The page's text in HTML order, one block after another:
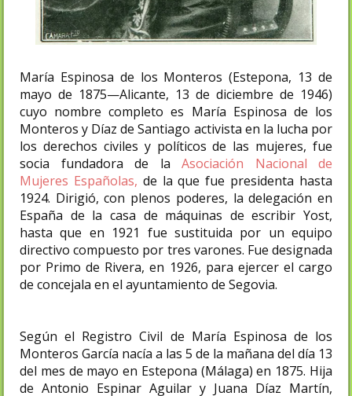
María Espinosa de los Monteros (Estepona, 13 de
mayo de 1875—Alicante, 13 de diciembre de 1946)
cuyo nombre completo es María Espinosa de los
Monteros y Díaz de Santiago activista en la lucha por
los derechos civiles y políticos de las mujeres, fue
socia fundadora de la Asociación Nacional de
Mujeres Españolas, de la que fue presidenta hasta
1924. Dirigió, con plenos poderes, la delegación en
España de la casa de máquinas de escribir Yost,
hasta que en 1921 fue sustituida por un equipo
directivo compuesto por tres varones. Fue designada
por Primo de Rivera, en 1926, para ejercer el cargo
de concejala en el ayuntamiento de Segovia.
Según el Registro Civil de María Espinosa de los
Monteros García nacía a las 5 de la mañana del día 13
del mes de mayo en Estepona (Málaga) en 1875. Hija
de Antonio Espinar Aguilar y Juana Díaz Martín,